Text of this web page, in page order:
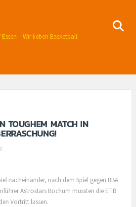
TOUGHEM MATCH IN
nacheinander, nach dem Spiel gegen BBA
Astrostars Bochum mussten die ETB
Vortritt lassen.